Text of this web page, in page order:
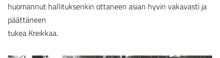
huomannut hallituksenkin ottaneen asian hyvin vakavasti ja
päättäneen
tukea Kreikkaa.